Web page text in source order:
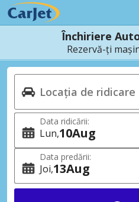
Închiriere
Rezervă-ți
Data ridicării:
Lun 10Aug
Data predării:
Joi 13Aug